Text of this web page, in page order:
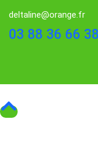
deltaline@orange.fr
03 88 36 66 38